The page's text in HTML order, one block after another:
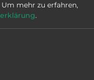
geöffnet
500487
Um mehr zu erfahren,
.